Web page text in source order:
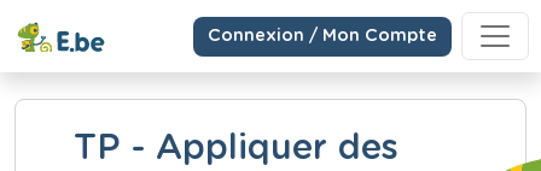
Connexion / Mon Compte
TP - Appliquer des